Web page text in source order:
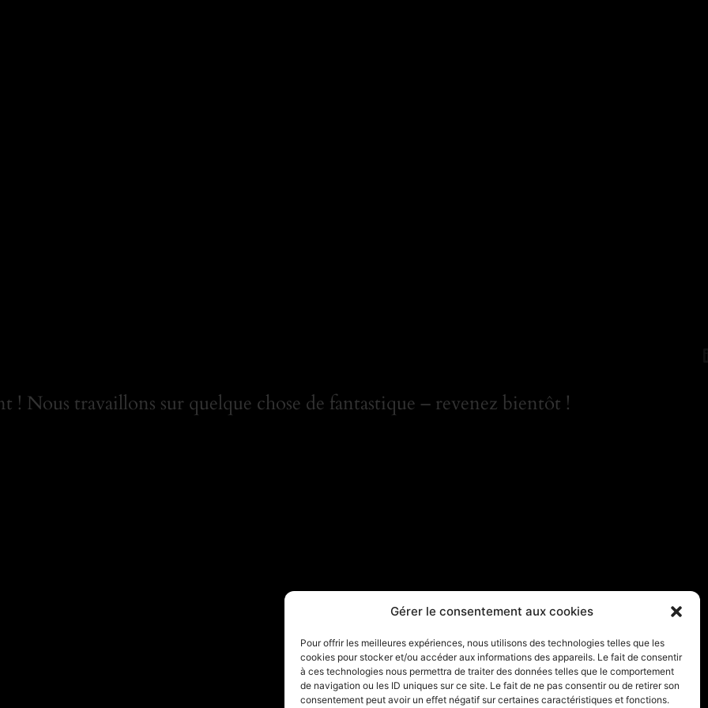
Gérer le consentement aux cookies
Pour offrir les meilleures expériences, nous utilisons des technologies telles que les
cookies pour stocker et/ou accéder aux informations des appareils. Le fait de consentir
à ces technologies nous permettra de traiter des données telles que le comportement
de navigation ou les ID uniques sur ce site. Le fait de ne pas consentir ou de retirer son
consentement peut avoir un effet négatif sur certaines caractéristiques et fonctions.
! Nous travaillons sur quelque chose de fantastique – revenez bientôt !